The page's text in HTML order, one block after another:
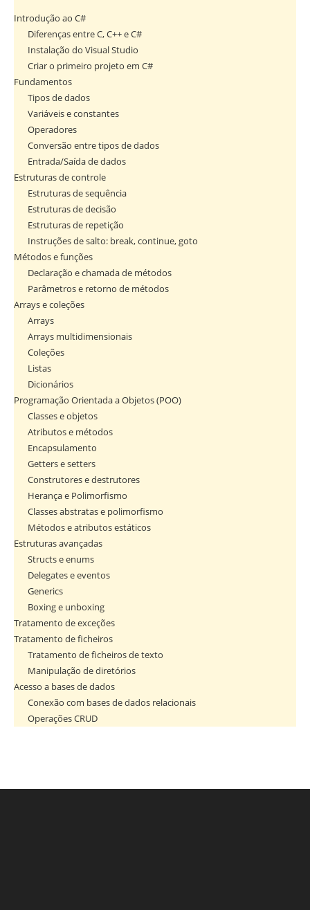
Introdução ao C#
Diferenças entre C, C++ e C#
Instalação do Visual Studio
Criar o primeiro projeto em C#
Fundamentos
Tipos de dados
Variáveis e constantes
Operadores
Conversão entre tipos de dados
Entrada/Saída de dados
Estruturas de controle
Estruturas de sequência
Estruturas de decisão
Estruturas de repetição
Instruções de salto: break, continue, goto
Métodos e funções
Declaração e chamada de métodos
Parâmetros e retorno de métodos
Arrays e coleções
Arrays
Arrays multidimensionais
Coleções
Listas
Dicionários
Programação Orientada a Objetos (POO)
Classes e objetos
Atributos e métodos
Encapsulamento
Getters e setters
Construtores e destrutores
Herança e Polimorfismo
Classes abstratas e polimorfismo
Métodos e atributos estáticos
Estruturas avançadas
Structs e enums
Delegates e eventos
Generics
Boxing e unboxing
Tratamento de exceções
Tratamento de ficheiros
Tratamento de ficheiros de texto
Manipulação de diretórios
Acesso a bases de dados
Conexão com bases de dados relacionais
Operações CRUD